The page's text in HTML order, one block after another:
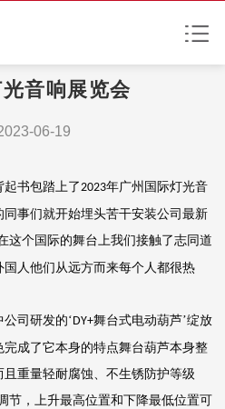
音响展览会
06-19
书包踏上了2023年广州国际灯光音
事们就开始埋头苦干安装公司最新
这个国际的舞台上我们接触了志同道
人他们从远方而来每个人都很热
公司研发的‘DY+舞台式电动葫芦’绽放
成了它本身的特点舞台葫芦本身整
重量轻耐腐蚀、不生锈防护等级
节，上升最高位置和下降最低位置可